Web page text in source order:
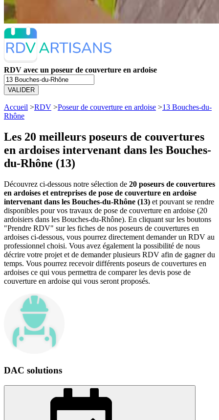
RDV avec un poseur de couverture en ardoise
VALIDER
Accueil >RDV >Poseur de couverture en ardoise >13 Bouches-du-
Rhône
Les 20 meilleurs poseurs de couvertures
en ardoises intervenant dans les Bouches-
du-Rhône (13)
Découvrez ci-dessous notre sélection de 20 poseurs de couvertures
en ardoises et entreprises de pose de couverture en ardoise
intervenant dans les Bouches-du-Rhône (13) et pouvant se rendre
disponibles pour vos travaux de pose de couverture en ardoise (20
ardoisiers dans les Bouches-du-Rhône). En cliquant sur les boutons
"Prendre RDV" sur les fiches de nos poseurs de couvertures en
ardoises ci-dessous, vous pourrez directement demander un RDV au
professionnel choisi. Vous avez également la possibilité de nous
décrire votre projet et de demander plusieurs RDV afin de gagner du
temps. Vous pourrez recevoir différents poseurs de couvertures en
ardoises ce qui vous permettra de comparer les devis pose de
couverture en ardoise qui vous seront proposés.
DAC solutions